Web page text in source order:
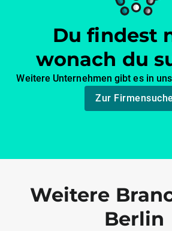
Du findest
wonach du
Weitere Unternehmen gibt es in
Zur Firmensuche
Weitere
Berlin